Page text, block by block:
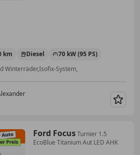
km Diesel
70 kW (95 PS)
Winterräder,Isofix-System,
Ford FocusTurnier 1.5
EcoBlue Titanium Aut LED AHK